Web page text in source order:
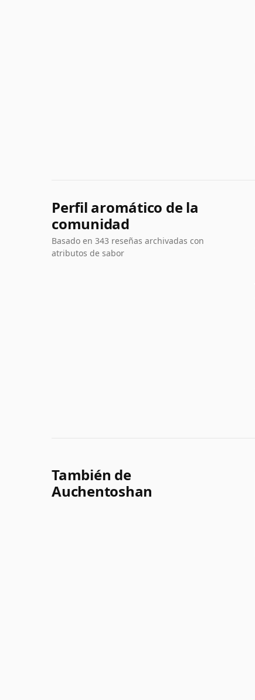
Perfil aromático de la
comunidad
Basado en 343 reseñas archivadas con
atributos de sabor
También de
Auchentoshan